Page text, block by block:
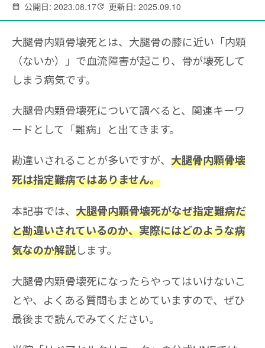
公開日: 2023.08.17 更新日: 2025.09.10
大腿骨内顆骨壊死とは、大腿骨の膝に近い「内顆
（ないか）」で血流障害が起こり、骨が壊死して
しまう病気です。
大腿骨内顆骨壊死について調べると、関連キーワ
ードとして「難病」と出てきます。
勘違いされることが多いですが、 大腿骨内顆骨壊
死は指定難病ではありません。
本記事では、 大腿骨内顆骨壊死がなぜ指定難病だ
と勘違いされているのか、実際にはどのような病
気なのか解説します。
大腿骨内顆骨壊死になったらやってはいけないこ
とや、よくある質問もまとめていますので、ぜひ
最後まで読んでみてください。